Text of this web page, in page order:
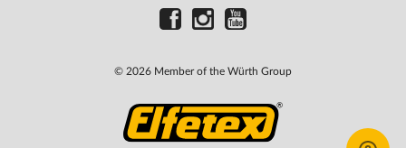
© 2026 Member of the Würth Group